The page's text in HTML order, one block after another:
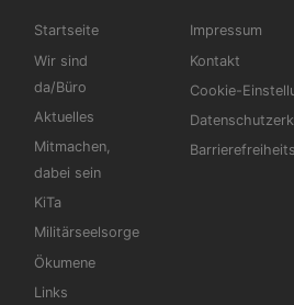
Hauptnavigation
Startseite
Wir sind
da/Büro
Aktuelles
Mitmachen,
dabei sein
KiTa
Militärseelsorge
Ökumene
Links
Impressum
Kontakt
Cookie-